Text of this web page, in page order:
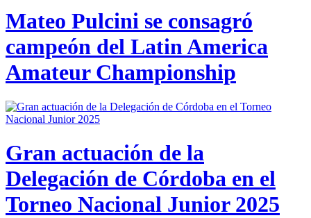
Mateo Pulcini se consagró
campeón del Latin America
Amateur Championship
Gran actuación de la
Delegación de Córdoba en el
Torneo Nacional Junior 2025